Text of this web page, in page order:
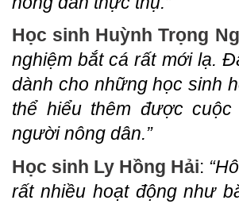
Học sinh Huỳnh Trọng
nghiệm bắt cá rất mới lạ.
dành cho những học sinh
thể hiểu thêm được
người nông dân.”
Học sinh Ly Hồng Hải:
rất nhiều hoạt động như